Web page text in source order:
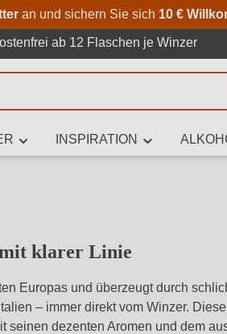
Zum Hauptinhalt springen
Zur Suche springen
Zur Hauptnavigation
an und sichern Sie sich 10 €
ab 12 Flaschen je Winzer
INSPIRATION
klarer Linie
Europas und überzeugt durch
– immer direkt vom Winzer.
dezenten Aromen und dem
suchen – ob nach Geschmack, Anlass,